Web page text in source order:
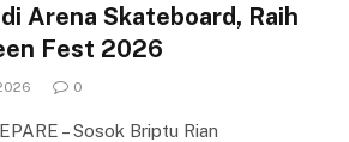
Arena Skateboard, Raih
Fest 2026
0
– Sosok Briptu Rian